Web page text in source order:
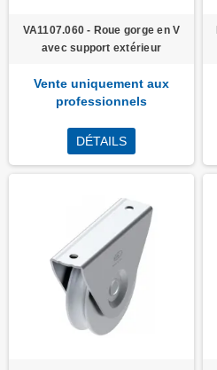
VA1107.060 - Roue gorge en V
avec support extérieur
Vente uniquement aux
professionnels
DÉTAILS